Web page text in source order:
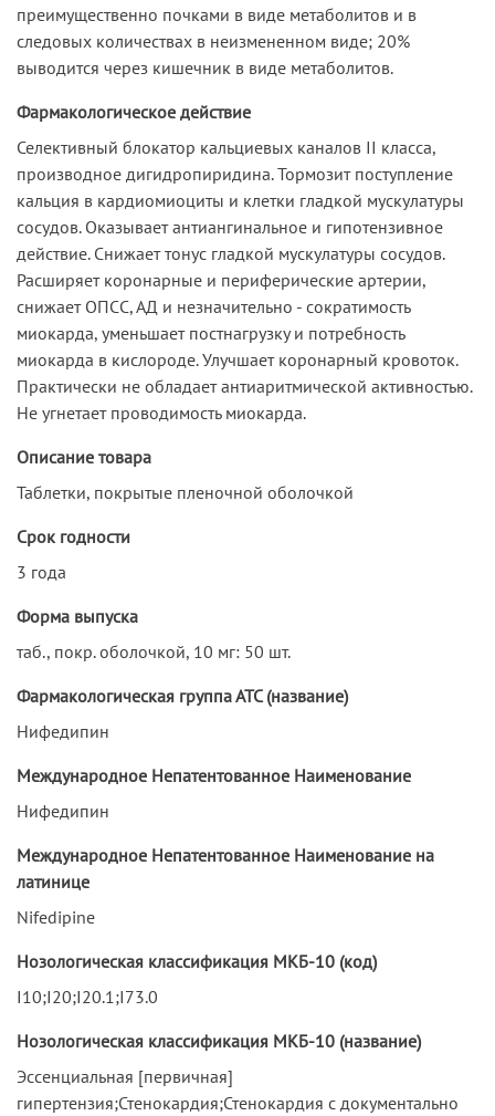
преимущественно почками в виде метаболитов и в
следовых количествах в неизмененном виде; 20%
выводится через кишечник в виде метаболитов.
Фармакологическое действие
Селективный блокатор кальциевых каналов II класса,
производное дигидропиридина. Тормозит поступление
кальция в кардиомиоциты и клетки гладкой мускулатуры
сосудов. Оказывает антиангинальное и гипотензивное
действие. Снижает тонус гладкой мускулатуры сосудов.
Расширяет коронарные и периферические артерии,
снижает ОПСС, АД и незначительно - сократимость
миокарда, уменьшает постнагрузку и потребность
миокарда в кислороде. Улучшает коронарный кровоток.
Практически не обладает антиаритмической активностью.
Не угнетает проводимость миокарда.
Описание товара
Таблетки, покрытые пленочной оболочкой
Срок годности
3 года
Форма выпуска
таб., покр. оболочкой, 10 мг: 50 шт.
Фармакологическая группа АТС (название)
Нифедипин
Международное Непатентованное Наименование
Нифедипин
Международное Непатентованное Наименование на
латинице
Nifedipine
Нозологическая классификация МКБ-10 (код)
I10;I20;I20.1;I73.0
Нозологическая классификация МКБ-10 (название)
Эссенциальная [первичная]
гипертензия;Стенокардия;Стенокардия с документально